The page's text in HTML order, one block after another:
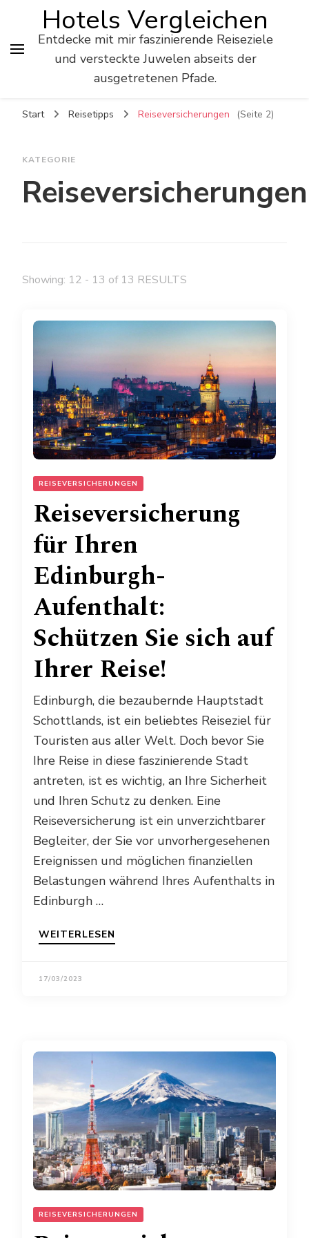
Hotels Vergleichen
Entdecke mit mir faszinierende Reiseziele
und versteckte Juwelen abseits der
ausgetretenen Pfade.
Start Reisetipps Reiseversicherungen (Seite 2)
KATEGORIE
Reiseversicherungen
Showing: 12 - 13 of 13 RESULTS
REISEVERSICHERUNGEN
Reiseversicherung
für Ihren
Edinburgh-
Aufenthalt:
Schützen Sie sich auf
Ihrer Reise!
Edinburgh, die bezaubernde Hauptstadt
Schottlands, ist ein beliebtes Reiseziel für
Touristen aus aller Welt. Doch bevor Sie
Ihre Reise in diese faszinierende Stadt
antreten, ist es wichtig, an Ihre Sicherheit
und Ihren Schutz zu denken. Eine
Reiseversicherung ist ein unverzichtbarer
Begleiter, der Sie vor unvorhergesehenen
Ereignissen und möglichen finanziellen
Belastungen während Ihres Aufenthalts in
Edinburgh …
WEITERLESEN
17/03/2023
REISEVERSICHERUNGEN